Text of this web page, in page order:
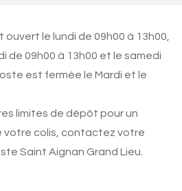
le lundi de 09h00 à 13h00,
de 09h00 à 13h00 et le samedi
est fermée le Mardi et le
limites de dépôt pour un
votre colis, contactez votre
Saint Aignan Grand Lieu.